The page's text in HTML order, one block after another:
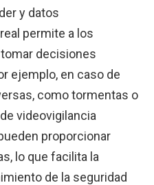
y datos
permite a los
decisiones
ejemplo, en caso de
como tormentas o
videovigilancia
proporcionar
lo que facilita la
de la seguridad